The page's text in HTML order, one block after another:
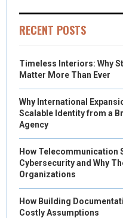
RECENT POSTS
Timeless Interiors: Why
Matter More Than Ever
Why International
Scalable Identity from a
Agency
How Telecommunication
Cybersecurity and Why
Organizations
How Building
Costly Assumptions